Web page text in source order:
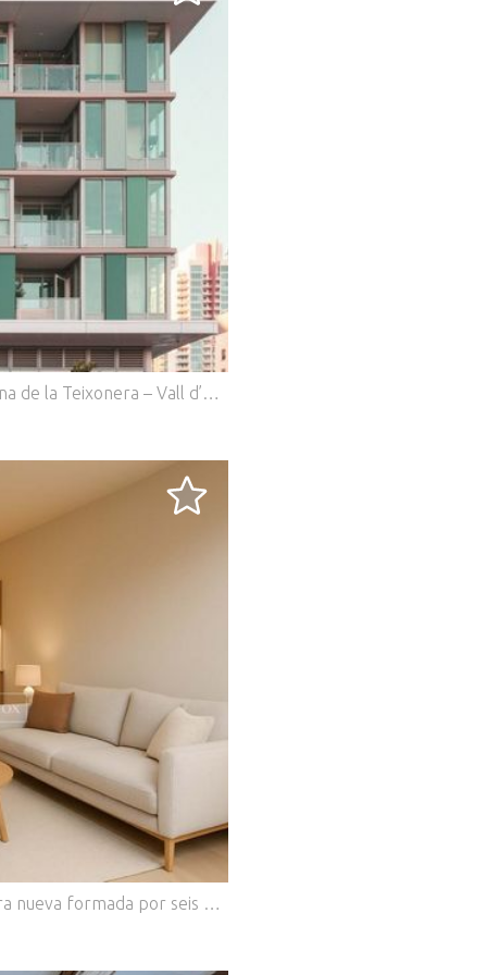
Solar residencial en venta ubicado en la zona de la Teixonera – Vall d’Hebron, con vistas despejadas a la sierra de Collserola. Entorno residencial consolidado, rodeado de las zonas verdes, equipamientos deportivos y todos los servicios. A tan sólo 20 min en metro hasta el centro de Barcelona. La parada de metro se encuentra a 3 minutos caminando. Además, hay múltiples paradas de autobús en la zona. Su cercanía a la Ronda de Dalt permite desplazamientos rápidos en automóvil hacia el aeropuerto y otras localidades cercanas. Tiene licencia de obras y el proyecto ingresado en el ayuntamiento. Para construir 8 entidades (6 viviendas de 53 m2, 1 dúplex de 100 m2 con jardín de 90 m2 y 1 local / estudio de 72 m2). Edificio a dos vientos, con un gran patio central, permite una excelente luminosidad en todas las estancias. El proyecto está acorde a la nueva normativa sostenible, ecológico y es respetuoso con el medio ambiente, la máxima calificación energética nivel A. Terrado comunitario transitable para el uso de los vecinos, ascensor desde planta baja nivel calle hasta planta cubierta. * La foto no se corresponde con la realidad.
Lucas Fox presenta esta promoción de obra nueva formada por seis pisos y un local comercial en pleno centro de Vilanova i la Geltrú. Se trata de un moderno proyecto funcional de diseño que goza de una ubicación privilegiada. Actualmente, solo quedan disponibles cuatro viviendas y el local, por lo que está resultando una opción especialmente atractiva dentro del mercado. El local cuenta con 158,29 m² de superficie principal, distribuidos en un espacio amplio, diáfano y muy versátil que permite múltiples configuraciones según las necesidades de cada actividad. Su fachada ofrece un escaparate ideal para captar la atención y dotar al negocio de una presencia destacada desde el primer día. Además, dispone de un local trasero de 60 m², perfecto como zona de almacén, área logística, despacho privado o incluso como ampliación del espacio comercial. Esta zona complementaria aporta un valor añadido importante para actividades que requieren mayor capacidad de almacenamiento u organización interna. El local incorpora dos baños, cumpliendo con las normativas actuales y garantizando comodidad tanto para clientes como para empleados. Se trata de un espacio ideal para comercios, oficinas, centros profesionales, estudios, tiendas especializadas, servicios de proximidad o incluso proyectos de hostelería fría, sujeto a normativa. Un producto excepcional para quienes buscan un local amplio, moderno, funcional y perfectamente ubicado en el centro de Vilanova. Una promoción con un diseño contemporáneo, ubicación privilegiada y acabados de calidad, ideal para quienes desean invertir en una zona consolidada del centro urbano.